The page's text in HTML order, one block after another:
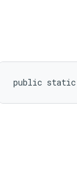
public static